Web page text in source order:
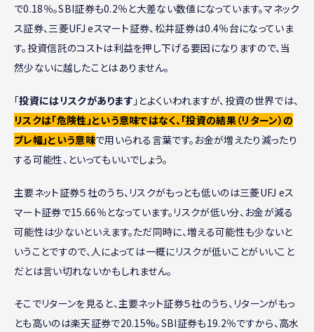
で0.18％。SBI証券も0.2％と大差ない数値になっています。マネック
ス証券、三菱UFJ eスマート証券、松井証券は0.4％台になっていま
す。投資信託のコストは利益を押し下げる要因になりますので、当
然少ないに越したことはありません。
「投資にはリスクがあります 」とよくいわれますが、投資の世界では、
リスクは「危険性」という意味ではなく、「投資の結果（リターン）の
ブレ幅」という意味で用いられる言葉です。お金が増えたり減ったり
する可能性、といってもいいでしょう。
主要ネット証券５社のうち、リスクがもっとも低いのは三菱UFJ eス
マート証券で15.66％となっています。リスクが低い分、お金が減る
可能性は少ないといえます。ただ同時に、増える可能性も少ないと
いうことですので、人によっては一概にリスクが低いことがいいこと
だとは言い切れないかもしれません。
そこでリターンを見ると、主要ネット証券５社のうち、リターンがもっ
とも高いのは楽天証券で20.15%。SBI証券も19.2％ですから、高水